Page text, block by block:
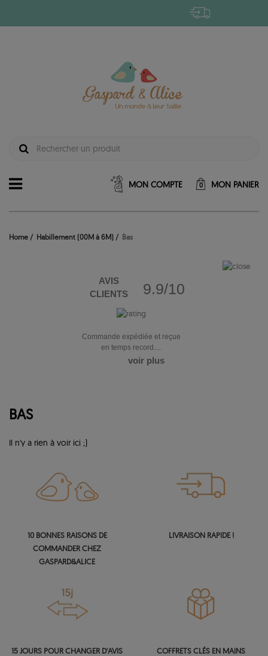
MON COMPTE 0 MON PANIER
Home Habillement (00M à 6M) Bas
AVIS
CLIENTS
9.9/10
Commande expédiée et reçue
en temps record....
voir plus
BAS
Il n'y a rien à voir ici ;)
10 BONNES RAISONS DE
COMMANDER CHEZ
GASPARD&ALICE
LIVRAISON RAPIDE !
15 JOURS POUR CHANGER D'AVIS COFFRETS CLÉS EN MAINS